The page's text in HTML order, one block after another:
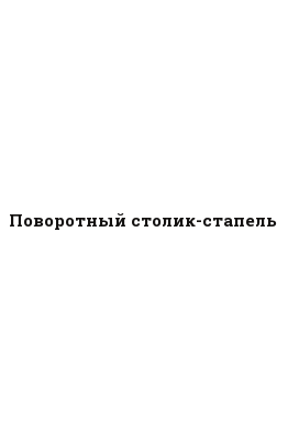
Поворотный столик-стапель